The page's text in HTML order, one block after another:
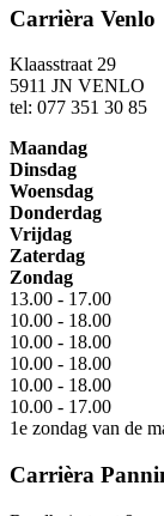
Carrièra Venlo
Klaasstraat 29
5911 JN VENLO
tel: 077 351 30 85
Maandag
Dinsdag
Woensdag
Donderdag
Vrijdag
Zaterdag
Zondag
13.00 - 17.00
10.00 - 18.00
10.00 - 18.00
10.00 - 18.00
10.00 - 18.00
10.00 - 17.00
1e zondag van de
Carrièra